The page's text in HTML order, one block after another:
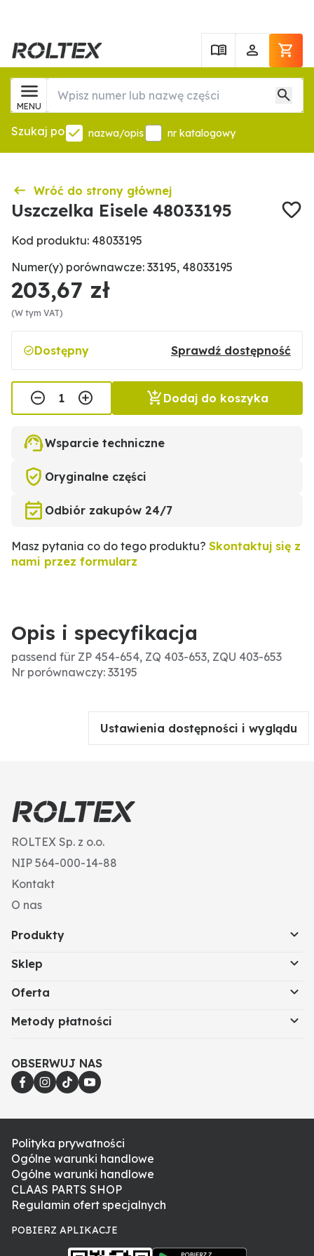
MENU
Szukaj po nazwa/opis nr katalogowy
Wróć do strony głównej
Uszczelka Eisele 48033195
Kod produktu: 48033195
Numer(y) porównawcze: 33195, 48033195
203,67 zł
(W tym VAT)
Dostępny Sprawdź dostępność
Dodaj do koszyka
Wsparcie techniczne
Oryginalne części
Odbiór zakupów 24/7
Masz pytania co do tego produktu? Skontaktuj się z
nami przez formularz
Opis i specyfikacja
passend für ZP 454-654, ZQ 403-653, ZQU 403-653
Nr porównawczy: 33195
Ustawienia dostępności i wyglądu
ROLTEX Sp. z o.o.
NIP 564-000-14-88
Kontakt
O nas
Produkty
Sklep
Oferta
Metody płatności
OBSERWUJ NAS
Polityka prywatności
Ogólne warunki handlowe
Ogólne warunki handlowe
CLAAS PARTS SHOP
Regulamin ofert specjalnych
POBIERZ APLIKACJE